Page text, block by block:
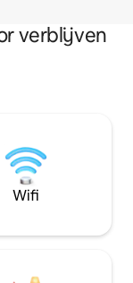
verblijven
Wifi